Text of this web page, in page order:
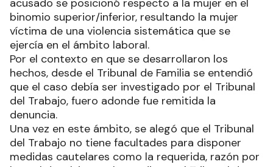
acusado se posicionó respecto a la mujer en el
binomio superior/inferior, resultando la mujer
víctima de una violencia sistemática que se
ejercía en el ámbito laboral.
Por el contexto en que se desarrollaron los
hechos, desde el Tribunal de Familia se entendió
que el caso debía ser investigado por el Tribunal
del Trabajo, fuero adonde fue remitida la
denuncia.
Una vez en este ámbito, se alegó que el Tribunal
del Trabajo no tiene facultades para disponer
medidas cautelares como la requerida, razón por